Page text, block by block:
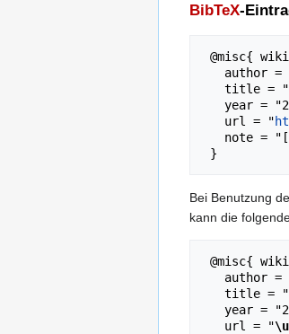
BibTeX-
   url = "
Bei Benutzung
kann die
   url = "